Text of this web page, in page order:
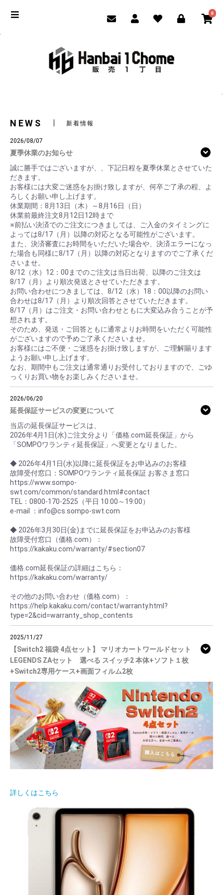
0
NEWS 新着情報
2026/08/07
夏季休業のお知らせ
誠に勝手ではございますが、、下記日程を夏季休業とさせていた
だきます。
お客様には大変ご迷惑をお掛け致しますが、何卒ご了承の程、よ
ろしくお願い申し上げます。
休業期間：8月13日（木）～8月16日（日）
休業前最終注文8月12日12時まで
※前払い決済でのご注文につきましては、ご入金のタイミングに
よっては8/17（月）以降の対応となる可能性がございます。
また、決済審査にお時間をいただいた場合や、決済エラーになっ
た場合も同様に8/17（月）以降の対応となりますのでご了承くだ
さいませ。
8/12（水）12：00までのご注文は当日出荷、以降のご注文は
8/17（月）より順次発送とさせていただきます。
お問い合わせにつきましては、8/12（水）18：00以降のお問い
合わせは8/17（月）より順次回答とさせていただきます。
8/17（月）はご注文・お問い合わせともに大変込み合うことが予
想されます。
そのため、発送・ご回答ともに通常よりお時間をいただく可能性
がございますので予めご了承くださいませ。
お客様にはご不便・ご迷惑をお掛け致しますが、ご理解賜ります
ようお願い申し上げます。
なお、期間中もご注文は通常通りお受付しておりますので、ごゆ
っくりお買い物をお楽しみくださいませ。
2026/06/20
延長保証サービスの変更について
当店の延長保証サービスは、
2026年4月1日(水)ご注文分より「価格.com延長保証」から
「SOMPOワランティ延長保証」へ変更となりました。
◆ 2026年4月1日(水)以降に延長保証をお申込みのお客様
故障受付窓口：SOMPOワランティ延長保証 お客さま窓口
https://www.sompo-
swt.com/common/standard.html#contact
TEL：0800-170-2525（平日 10:00～19:00）
e-mail ：info@cs.sompo-swt.com
◆ 2026年3月30日(金)までに延長保証をお申込みのお客様
故障受付窓口（価格.com）：
https://kakaku.com/warranty/#section07
価格.com延長保証の詳細はこちら：
https://kakaku.com/warranty/
その他のお問い合わせ（価格.com）：
https://help.kakaku.com/contact/warranty.html?
type=2&cid=warranty_shop_contents
2025/11/27
【Switch2 福袋 4点セット】 マリオカートワールドセット
LEGENDS ZAセット 選べる スイッチ2 本体+ソフト１枚
+Switch2専用ケース+画面フィルム2枚
詳しくはこちら